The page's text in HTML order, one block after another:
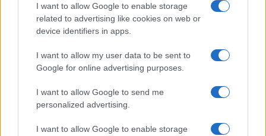
I want to allow Google to enable storage
related to advertising like cookies on web or
device identifiers in apps.
I want to allow my user data to be sent to
Google for online advertising purposes.
I want to allow Google to send me
personalized advertising.
I want to allow Google to enable storage
Francesca Lombardi · 4 Ago 2026
PIÙ LETTI
XPENG Partner del Teatro del Silenzio 2026: Veicoli
Elettrici e Musica in Sinfonia
Rilancio degli impianti sciistici in Val Vigezzo, Val
Formazza e Valle Antrona